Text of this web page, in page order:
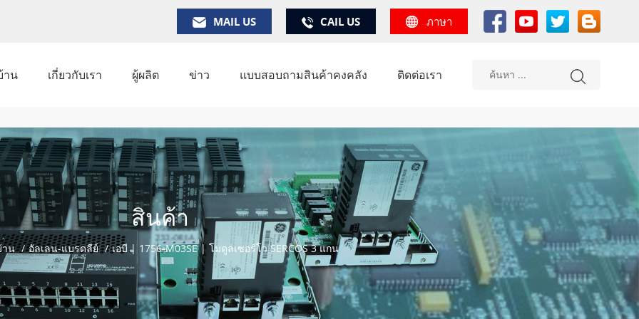
MAIL US CAIL US ภาษา
าน เกี่ยวกับเรา ผู้ผลิต ข่าว แบบสอบถามสินค้าคงคลัง ติดต่อเรา
สินค้า
น / อัลเลน-แบรดลีย์ / เอบี | 1756-M03SE | โมดูลเซอร์โว SERCOS 3 แกน